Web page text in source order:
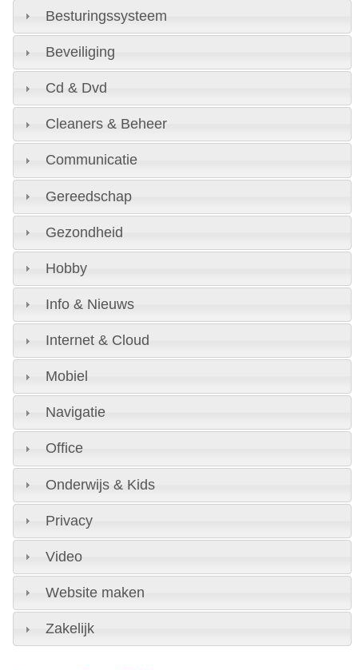
Besturingssysteem
Beveiliging
Cd & Dvd
Cleaners & Beheer
Communicatie
Gereedschap
Gezondheid
Hobby
Info & Nieuws
Internet & Cloud
Mobiel
Navigatie
Office
Onderwijs & Kids
Privacy
Video
Website maken
Zakelijk